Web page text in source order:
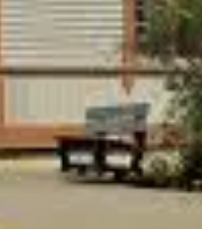
à ciel ouvert, une exposition de
exposition constitue une
et scientifique L’eau ne dort
le 11 juin 2026 à la Salle André-
propose une rencontre entre la
et la liberté de la créat